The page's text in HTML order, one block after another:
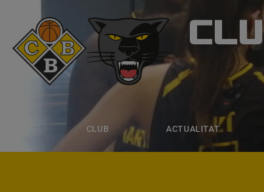
CLUB ACTUALITAT
CLUB
ACTUALITAT